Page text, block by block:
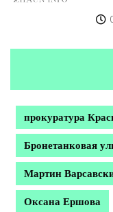
прокуратура
Бронетанковая
Мартин
Оксана Ершова